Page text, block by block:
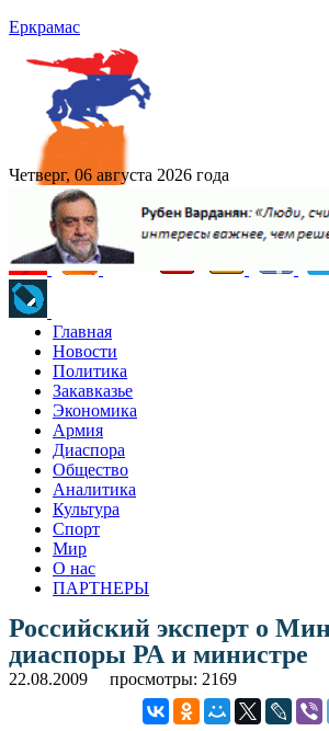
Еркрамас
Четверг, 06 августа 2026 года
Главная
Новости
Политика
Закавказье
Экономика
Армия
Диаспора
Общество
Аналитика
Культура
Спорт
Мир
О нас
ПАРТНЕРЫ
Российский эксперт о
диаспоры РА и министре
22.08.2009 просмотры: 2169